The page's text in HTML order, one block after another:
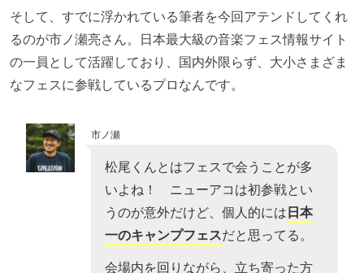
そして、すでに浮かれている筆者を今回アテンドしてくれ
るのが市ノ瀬亮さん。日本最大級の音楽フェス情報サイト
の一員として活躍しており、国内外限らず、大小さまざま
なフェスに参戦しているプロなんです。
市ノ瀬
松尾くんとはフェスで会うことが多
いよね！ ニューアコは初参戦とい
うのが意外だけど、個人的には日本
一のキャンプフェスだと思ってる。
会場内を回りながら、立ち寄った方